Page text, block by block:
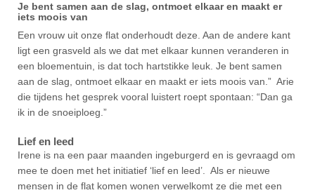
Je bent samen aan de slag, ontmoet elkaar en maakt er
iets moois van
Een vrouw uit onze flat onderhoudt deze. Aan de andere kant
ligt een grasveld als we dat met elkaar kunnen veranderen in
een bloementuin, is dat toch hartstikke leuk. Je bent samen
aan de slag, ontmoet elkaar en maakt er iets moois van.” Arie
die tijdens het gesprek vooral luistert roept spontaan: “Dan ga
ik in de snoeiploeg.”
Lief en leed
Irene is na een paar maanden ingeburgerd en is gevraagd om
mee te doen met het initiatief ‘lief en leed’. Als er nieuwe
mensen in de flat komen wonen verwelkomt ze die met een